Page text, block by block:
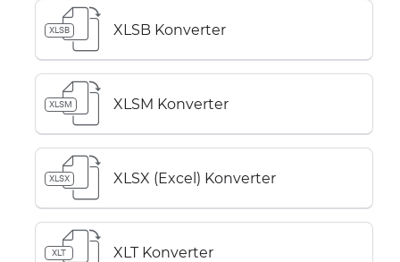
XLSB XLSB Konverter
XLSM XLSM Konverter
XLSX XLSX (Excel) Konverter
XLT XLT Konverter